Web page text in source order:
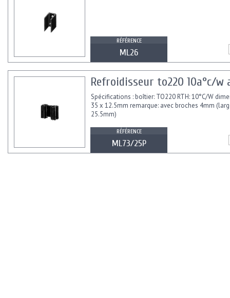
RÉFÉRENCE
ML26
Refroidisseur to220 10a°c/w
Spécifications : boîtier: TO220 RTH: 10°C/W
35 x 12.5mm remarque: avec broches 4mm
25.5mm)
RÉFÉRENCE
ML73/25P